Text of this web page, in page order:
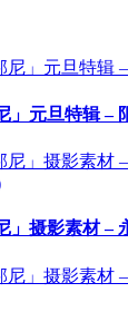
」元旦特辑 –
」摄影素材 –